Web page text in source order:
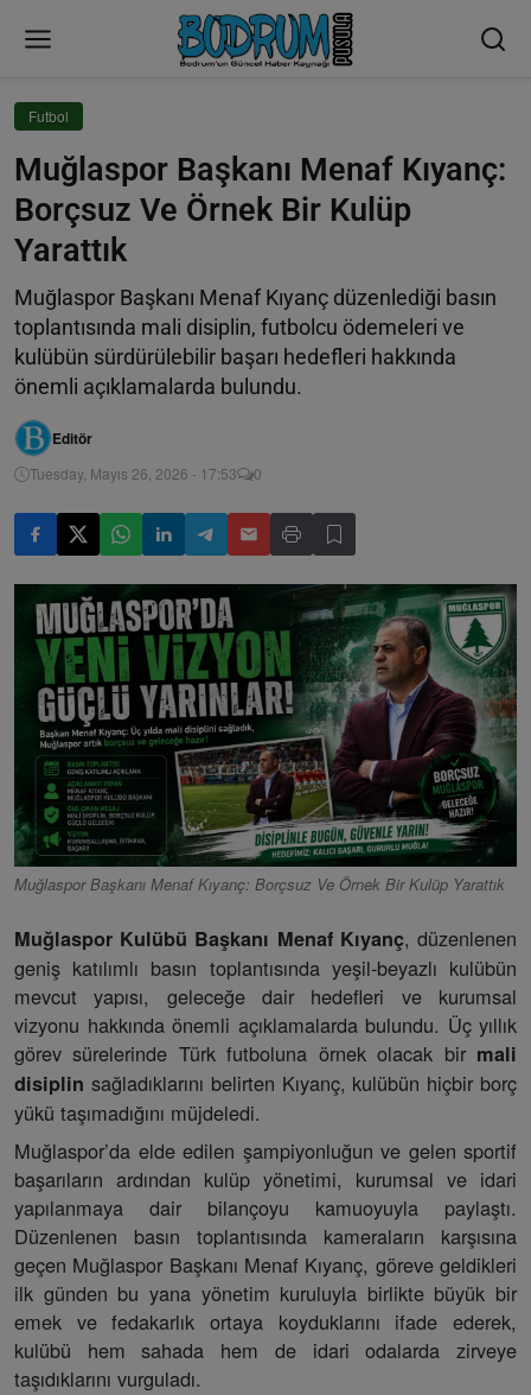
Futbol
Muğlaspor Başkanı Menaf Kıyanç:
Borçsuz Ve Örnek Bir Kulüp
Yarattık
Muğlaspor Başkanı Menaf Kıyanç düzenlediği basın
toplantısında mali disiplin, futbolcu ödemeleri ve
kulübün sürdürülebilir başarı hedefleri hakkında
önemli açıklamalarda bulundu.
Editör
Tuesday, Mayıs 26, 2026 - 17:53 0
Muğlaspor Başkanı Menaf Kıyanç: Borçsuz Ve Örnek Bir Kulüp Yarattık
Muğlaspor Kulübü Başkanı Menaf Kıyanç, düzenlenen
geniş katılımlı basın toplantısında yeşil-beyazlı kulübün
mevcut yapısı, geleceğe dair hedefleri ve kurumsal
vizyonu hakkında önemli açıklamalarda bulundu. Üç yıllık
görev sürelerinde Türk futboluna örnek olacak bir mali
disiplin sağladıklarını belirten Kıyanç, kulübün hiçbir borç
yükü taşımadığını müjdeledi.
Muğlaspor’da elde edilen şampiyonluğun ve gelen sportif
başarıların ardından kulüp yönetimi, kurumsal ve idari
yapılanmaya dair bilançoyu kamuoyuyla paylaştı.
Düzenlenen basın toplantısında kameraların karşısına
geçen Muğlaspor Başkanı Menaf Kıyanç, göreve geldikleri
ilk günden bu yana yönetim kuruluyla birlikte büyük bir
emek ve fedakarlık ortaya koyduklarını ifade ederek,
kulübü hem sahada hem de idari odalarda zirveye
taşıdıklarını vurguladı.